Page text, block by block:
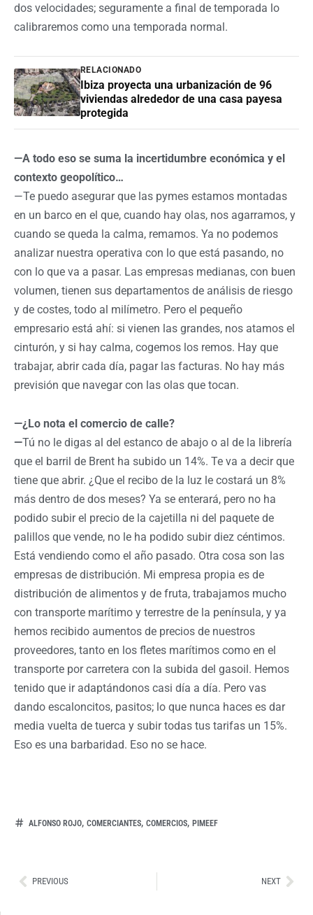
dos velocidades; seguramente a final de temporada lo
calibraremos como una temporada normal.
RELACIONADO
Ibiza proyecta una urbanización de 96
viviendas alrededor de una casa payesa
protegida
—A todo eso se suma la incertidumbre económica y el
contexto geopolítico…
—Te puedo asegurar que las pymes estamos montadas
en un barco en el que, cuando hay olas, nos agarramos, y
cuando se queda la calma, remamos. Ya no podemos
analizar nuestra operativa con lo que está pasando, no
con lo que va a pasar. Las empresas medianas, con buen
volumen, tienen sus departamentos de análisis de riesgo
y de costes, todo al milímetro. Pero el pequeño
empresario está ahí: si vienen las grandes, nos atamos el
cinturón, y si hay calma, cogemos los remos. Hay que
trabajar, abrir cada día, pagar las facturas. No hay más
previsión que navegar con las olas que tocan.
—¿Lo nota el comercio de calle?
—Tú no le digas al del estanco de abajo o al de la librería
que el barril de Brent ha subido un 14%. Te va a decir que
tiene que abrir. ¿Que el recibo de la luz le costará un 8%
más dentro de dos meses? Ya se enterará, pero no ha
podido subir el precio de la cajetilla ni del paquete de
palillos que vende, no le ha podido subir diez céntimos.
Está vendiendo como el año pasado. Otra cosa son las
empresas de distribución. Mi empresa propia es de
distribución de alimentos y de fruta, trabajamos mucho
con transporte marítimo y terrestre de la península, y ya
hemos recibido aumentos de precios de nuestros
proveedores, tanto en los fletes marítimos como en el
transporte por carretera con la subida del gasoil. Hemos
tenido que ir adaptándonos casi día a día. Pero vas
dando escaloncitos, pasitos; lo que nunca haces es dar
media vuelta de tuerca y subir todas tus tarifas un 15%.
Eso es una barbaridad. Eso no se hace.
ALFONSO ROJO, COMERCIANTES, COMERCIOS, PIMEEF
AntPREVIOUS NEXT